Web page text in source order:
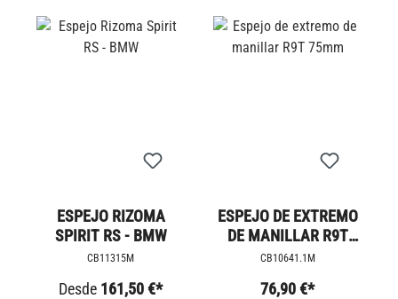
ESPEJO RIZOMA
SPIRIT RS - BMW
CB11315M
Desde 161,50 €*
ESPEJO DE EXTREMO
DE MANILLAR R9T
75MM
CB10641.1M
76,90 €*